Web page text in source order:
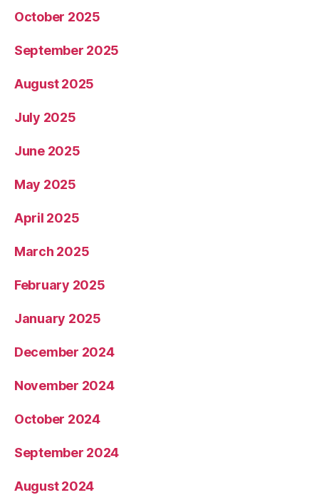
October 2025
September 2025
August 2025
July 2025
June 2025
May 2025
April 2025
March 2025
February 2025
January 2025
December 2024
November 2024
October 2024
September 2024
August 2024